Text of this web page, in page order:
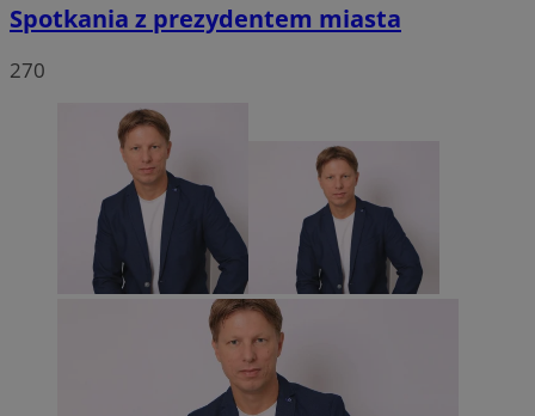
Spotkania z prezydentem miasta
270